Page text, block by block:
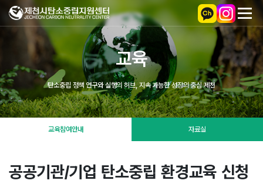
교육
탄소중립 정책 연구와 실행의 허브, 지속 가능한 성장의 중심 제천
교육참여안내 자료실
공공기관/기업 탄소중립 환경교육 신청